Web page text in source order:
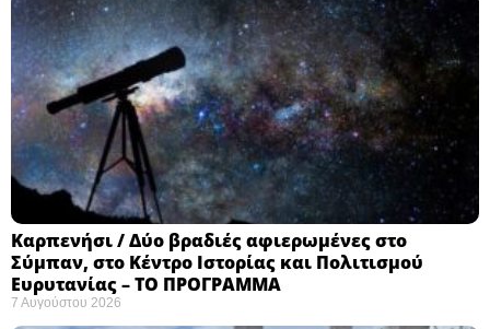
Καρπενήσι / Δύο βραδιές αφιερωμένες στο
Σύμπαν, στο Κέντρο Ιστορίας και Πολιτισμού
Ευρυτανίας – ΤΟ ΠΡΟΓΡΑΜΜΑ
7 Αυγούστου 2026